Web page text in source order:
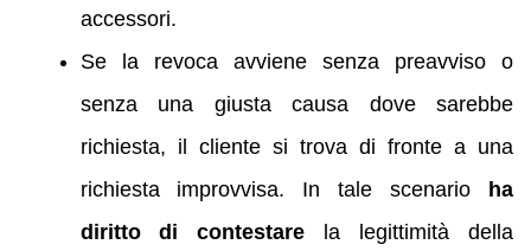
accessori.
Se la revoca avviene senza preavviso o
senza una giusta causa dove sarebbe
richiesta, il cliente si trova di fronte a una
richiesta improvvisa. In tale scenario ha
diritto di contestare la legittimità della